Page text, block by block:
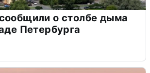
о столбе дыма
Петербурга